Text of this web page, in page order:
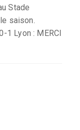
Stade
saison.
1 Lyon : MERCI